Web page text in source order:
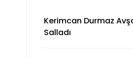
Kerimcan Durmaz Avşa
Salladı